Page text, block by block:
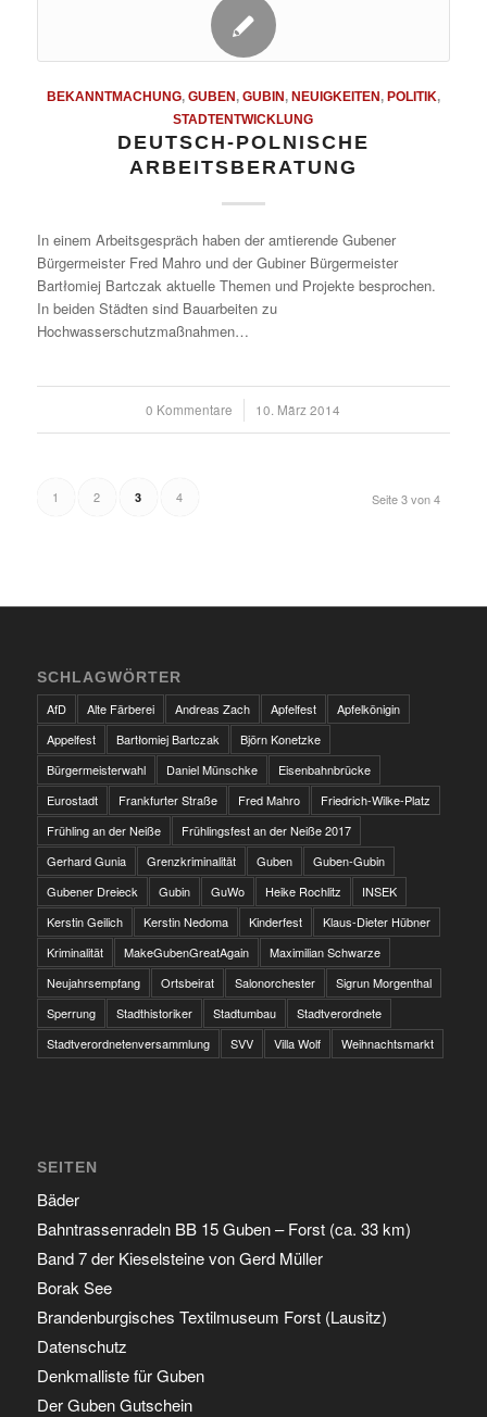
BEKANNTMACHUNG, GUBEN, GUBIN, NEUIGKEITEN, POLITIK,
STADTENTWICKLUNG
DEUTSCH-POLNISCHE
ARBEITSBERATUNG
In einem Arbeitsgespräch haben der amtierende Gubener
Bürgermeister Fred Mahro und der Gubiner Bürgermeister
Bartłomiej Bartczak aktuelle Themen und Projekte besprochen.
In beiden Städten sind Bauarbeiten zu
Hochwasserschutzmaßnahmen…
0 Kommentare
/ 10. März 2014
Seite 3 von 4
1 2 3 4
SCHLAGWÖRTER
AfD
Alte Färberei Andreas Zach Apfelfest
Apfelkönigin
Appelfest
Bartłomiej Bartczak
Björn Konetzke
Bürgermeisterwahl
Daniel Münschke
Eisenbahnbrücke
Eurostadt
Frankfurter Straße Fred Mahro
Friedrich-Wilke-Platz
Frühling an der Neiße
Frühlingsfest an der Neiße 2017
Gerhard Gunia
Grenzkriminalität Guben
Guben-Gubin
Gubener Dreieck
Gubin GuWo Heike Rochlitz
INSEK
Kerstin Geilich
Kerstin Nedoma Kinderfest
Klaus-Dieter Hübner
Kriminalität
MakeGubenGreatAgain
Maximilian Schwarze
Neujahrsempfang
Ortsbeirat Salonorchester
Sigrun Morgenthal
Sperrung
Stadthistoriker Stadtumbau
Stadtverordnete
Stadtverordnetenversammlung
SVV Villa Wolf Weihnachtsmarkt
SEITEN
Bäder
Bahntrassenradeln BB 15 Guben – Forst (ca. 33 km)
Band 7 der Kieselsteine von Gerd Müller
Borak See
Brandenburgisches Textilmuseum Forst (Lausitz)
Datenschutz
Denkmalliste für Guben
Der Guben Gutschein